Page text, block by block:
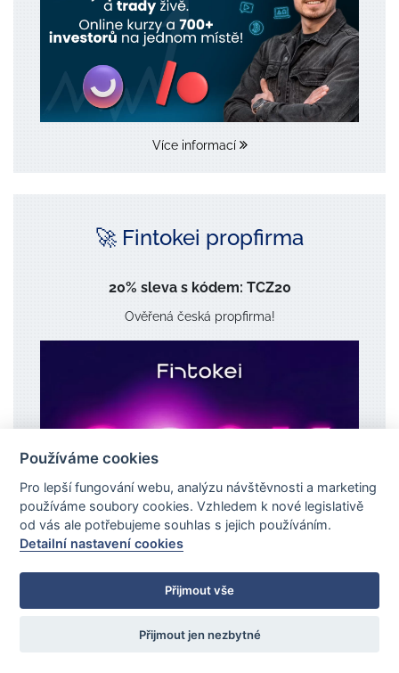
Více informací
🚀 Fintokei propfirma
20% sleva s kódem: TCZ20
Ověřená česká propfirma!
Používáme cookies
Pro lepší fungování webu, analýzu návštěvnosti a marketing
používáme soubory cookies. Vzhledem k nové legislativě
od vás ale potřebujeme souhlas s jejich používáním.
Detailní nastavení cookies
Přijmout vše
Přijmout jen nezbytné